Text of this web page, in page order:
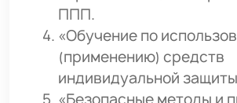
ППП.
«Обучение по
(применению) средств
индивидуальной